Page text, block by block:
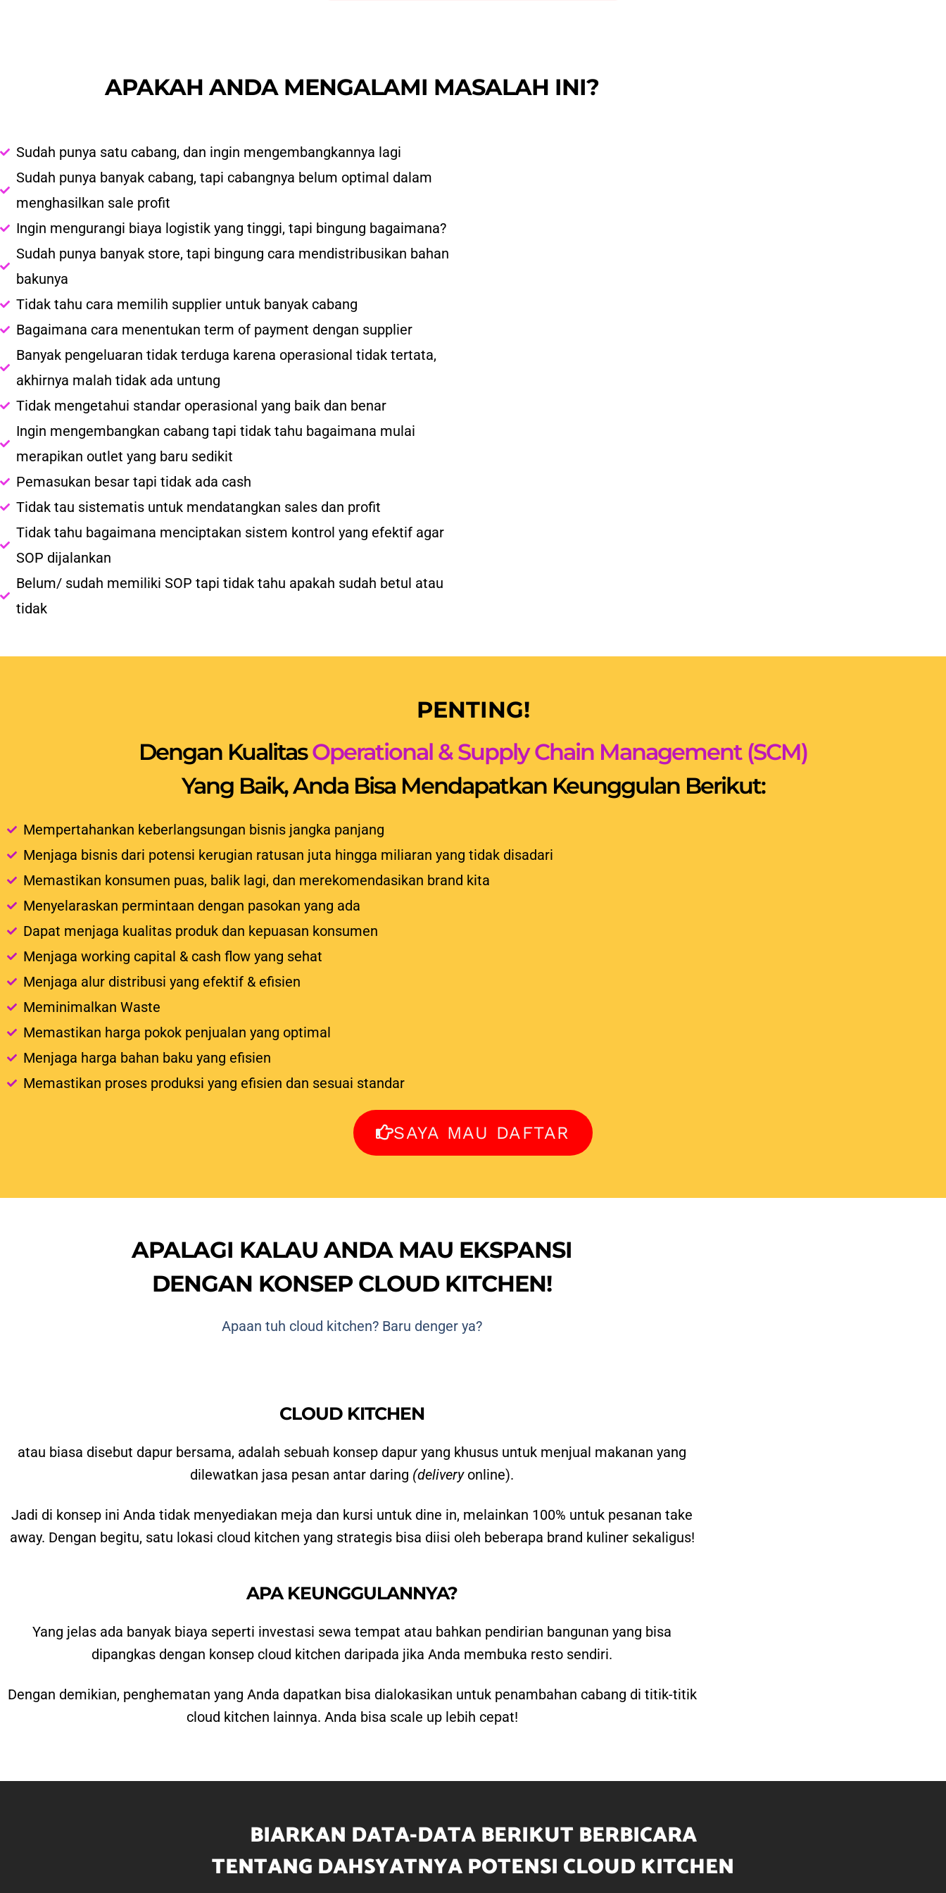
APAKAH ANDA MENGALAMI MASALAH INI?
Sudah punya satu cabang, dan ingin mengembangkannya lagi
Sudah punya banyak cabang, tapi cabangnya belum optimal dalam
menghasilkan sale profit
Ingin mengurangi biaya logistik yang tinggi, tapi bingung bagaimana?
Sudah punya banyak store, tapi bingung cara mendistribusikan bahan
bakunya
Tidak tahu cara memilih supplier untuk banyak cabang
Bagaimana cara menentukan term of payment dengan supplier
Banyak pengeluaran tidak terduga karena operasional tidak tertata,
akhirnya malah tidak ada untung
Tidak mengetahui standar operasional yang baik dan benar
Ingin mengembangkan cabang tapi tidak tahu bagaimana mulai
merapikan outlet yang baru sedikit
Pemasukan besar tapi tidak ada cash
Tidak tau sistematis untuk mendatangkan sales dan profit
Tidak tahu bagaimana menciptakan sistem kontrol yang efektif agar
SOP dijalankan
Belum/ sudah memiliki SOP tapi tidak tahu apakah sudah betul atau
tidak
PENTING!
Dengan KualitasOperational & Supply Chain Management (SCM)
Yang Baik, Anda Bisa Mendapatkan Keunggulan Berikut:
Mempertahankan keberlangsungan bisnis jangka panjang
Menjaga bisnis dari potensi kerugian ratusan juta hingga miliaran yang tidak disadari
Memastikan konsumen puas, balik lagi, dan merekomendasikan brand kita
Menyelaraskan permintaan dengan pasokan yang ada
Dapat menjaga kualitas produk dan kepuasan konsumen
Menjaga working capital & cash flow yang sehat
Menjaga alur distribusi yang efektif & efisien
Meminimalkan Waste
Memastikan harga pokok penjualan yang optimal
Menjaga harga bahan baku yang efisien
Memastikan proses produksi yang efisien dan sesuai standar
SAYA MAU DAFTAR
APALAGI KALAU ANDA MAU EKSPANSI
DENGAN KONSEP CLOUD KITCHEN!
Apaan tuh cloud kitchen? Baru denger ya?
CLOUD KITCHEN
atau biasa disebut dapur bersama, adalah sebuah konsep dapur yang khusus untuk menjual makanan yang
dilewatkan jasa pesan antar daring (deliveryonline).
Jadi di konsep ini Anda tidak menyediakan meja dan kursi untuk dine in, melainkan 100% untuk pesanan take
away. Dengan begitu, satu lokasi cloud kitchen yang strategis bisa diisi oleh beberapa brand kuliner sekaligus!
APA KEUNGGULANNYA?
Yang jelas ada banyak biaya seperti investasi sewa tempat atau bahkan pendirian bangunan yang bisa
dipangkas dengan konsep cloud kitchen daripada jika Anda membuka resto sendiri.
Dengan demikian, penghematan yang Anda dapatkan bisa dialokasikan untuk penambahan cabang di titik-titik
cloud kitchen lainnya. Anda bisa scale up lebih cepat!
BIARKAN DATA-DATA BERIKUT BERBICARA
TENTANG DAHSYATNYA POTENSI CLOUD KITCHEN